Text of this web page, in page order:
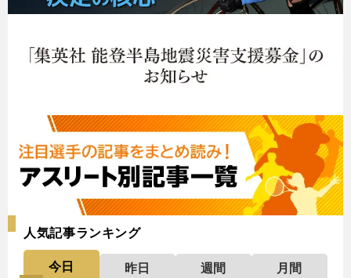
人気記事ランキング
今日 昨日 週間 月間